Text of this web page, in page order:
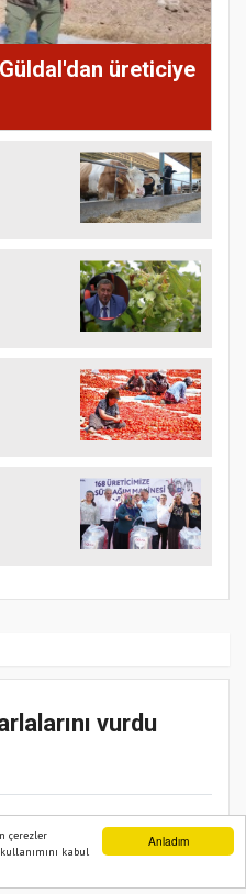
Anladım
çerezler
kabul
üreticiye
vurdu